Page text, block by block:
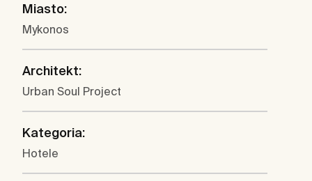
Miasto:
Mykonos
Architekt:
Urban Soul Project
Kategoria:
Hotele